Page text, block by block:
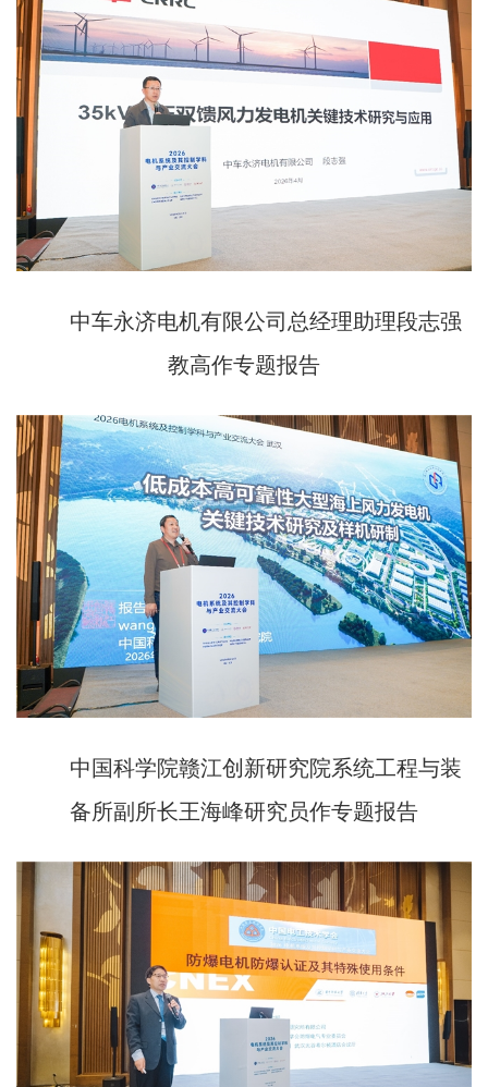
中车永济电机有限公司总经理助理段志强
教高作专题报告
中国科学院赣江创新研究院系统工程与装
备所副所长王海峰研究员作专题报告